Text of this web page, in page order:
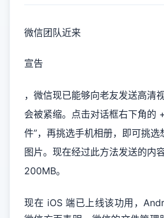
微信团队近来
宣告
，微信现已能够向老友发送高清
会被紧缩。点击对话框右下角的
件”，再挑选手机相册，即可挑选
图片。现在经过此方法发送的内
200MB。
现在 iOS 端已上线该功用，